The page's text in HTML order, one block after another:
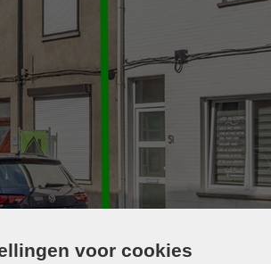
voor cookies